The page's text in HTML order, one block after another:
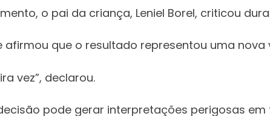
o pai da criança, Leniel Borel, criticou
afirmou que o resultado representou uma
vez”, declarou.
pode gerar interpretações perigosas